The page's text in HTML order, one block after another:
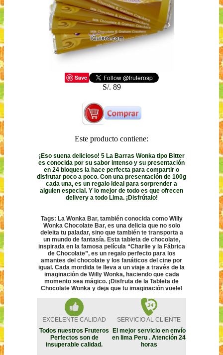
Save
S/. 89
Este producto contiene:
¡Eso suena delicioso! 5 La Barras Wonka tipo Bitter
es conocida por su sabor intenso y su presentación
en 24 bloques la hace perfecta para compartir o
disfrutar poco a poco. Con una presentación de 100g
cada una, es un regalo ideal para sorprender a
alguien especial. Y lo mejor de todo es que ofrecen
delivery a todo Lima. ¡Disfrútalo!
Tags: La Wonka Bar, también conocida como Willy
Wonka Chocolate Bar, es una delicia que no solo
deleita tu paladar, sino que también te transporta a
un mundo de fantasía. Esta tableta de chocolate,
inspirada en la famosa película “Charlie y la Fábrica
de Chocolate”, es un regalo perfecto para los
amantes del chocolate y los fanáticos del cine por
igual. Cada mordida te lleva a un viaje a través de la
imaginación de Willy Wonka, haciendo que cada
momento sea mágico. ¡Disfruta de la Tableta de
Chocolate Wonka y deja que tu imaginación vuele!
EXCELENTE CALIDAD
SERVICIO AL CLIENTE
Todos nuestros Fruteros
Perfectos son de
insuperable calidad.
El mejor servicio en envío
en lima Peru . Atención 24
horas